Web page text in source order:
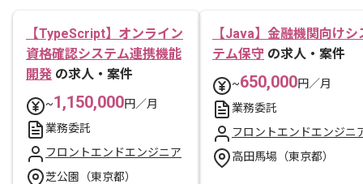
【TypeScript】オンライン
資格確認システム連携機能
開発 の求人・案件
~1,150,000円／月
業務委託
フロントエンドエンジニア
芝公園（東京都）
【Java】金融機関向けシ
テム保守 の求人・案件
~650,000円／月
業務委託
フロントエンドエンジニ
高田馬場（東京都）